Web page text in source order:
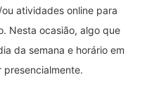
atividades online para
Nesta ocasião, algo que
da semana e horário em